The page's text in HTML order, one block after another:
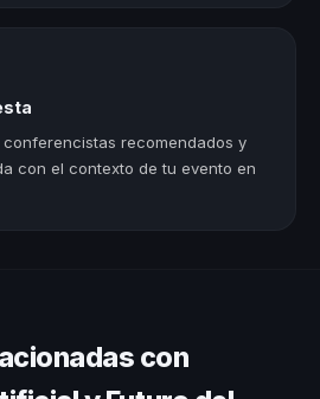
recomendados y
con el contexto de tu evento en
con